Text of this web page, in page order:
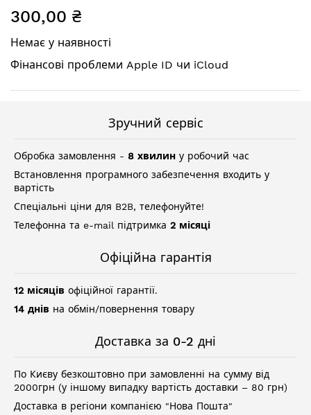
до
галереї
зображень
300,00 ₴
Немає у наявності
Фінансові проблеми Apple ID чи iCloud
Зручний сервіс
Обробка замовлення - 8 хвилин у робочий час
Встановлення програмного забезпечення входить у
вартість
Спеціальні ціни для B2B, телефонуйте!
Телефонна та e-mail підтримка 2 місяці
Офіційна гарантія
12 місяців офіційної гарантії.
14 днів на обмін/повернення товару
Доставка за 0-2 дні
По Києву безкоштовно при замовленні на сумму від
2000грн (у іншому випадку вартість доставки – 80 грн)
Доставка в регіони компанією "Нова Пошта"